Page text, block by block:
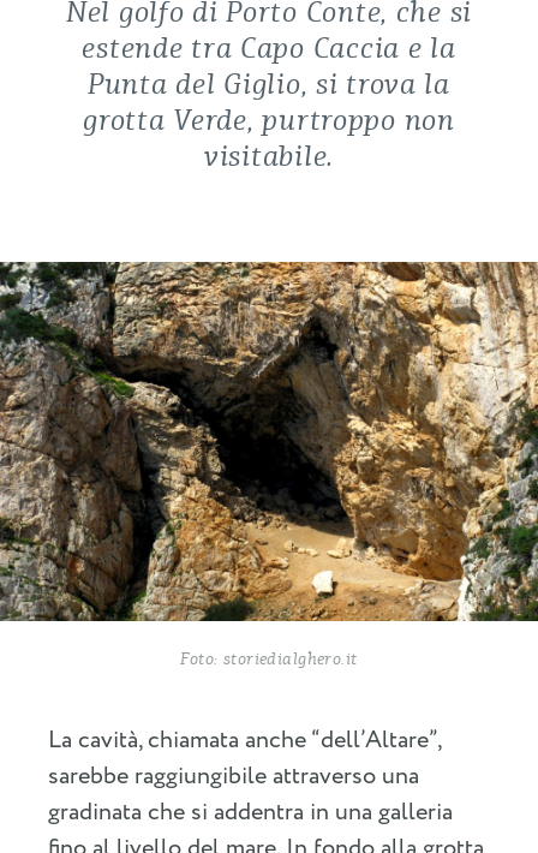
Nel golfo di Porto Conte, che si
estende tra Capo Caccia e la
Punta del Giglio, si trova la
grotta Verde, purtroppo non
visitabile.
Foto: storiedialghero.it
La cavità, chiamata anche “dell’Altare”,
sarebbe raggiungibile attraverso una
gradinata che si addentra in una galleria